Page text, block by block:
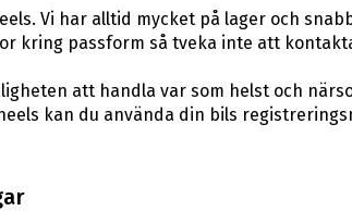
Vi har alltid mycket på lager och
kring passform så tveka inte att
att handla var som helst och
kan du använda din bils